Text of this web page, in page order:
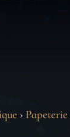
› Papeterie